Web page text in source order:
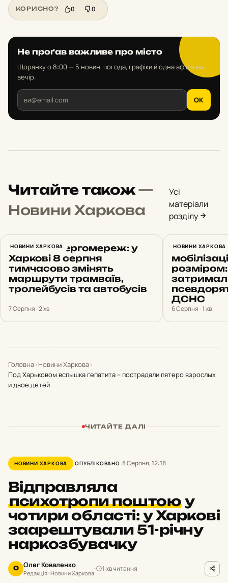
КОРИСНО? 0 0
Не проґав важливе про місто
Щоранку о 8:00 — 5 новин, погода, графіки й одна афіша на
вечір.
OK
Читайте також—
Новини Харкова
Усі
матеріали
розділу
НОВИНИ ХАРКОВА
Ремонт енергомереж: у
Харкові 8 серпня
тимчасово змінять
маршрути трамваїв,
тролейбусів та автобусів
7 Серпня · 2 хв
НОВИНИ ХАРКОВА
Обіцяв
розміром:
ДСНС
6 Серпня · 1 хв
Головна›Новини Харкова›
Под Харьковом вспышка гепатита – пострадали пятеро взрослых
и двое детей
ЧИТАЙТЕ ДАЛІ
НОВИНИ ХАРКОВА ОПУБЛІКОВАНО 8 Серпня, 12:18
Відправляла
психотропи поштою у
чотири області: у Харкові
заарештували 51-річну
наркозбувачку
О Олег Коваленко
Редакція · Новини Харкова
1 хв читання